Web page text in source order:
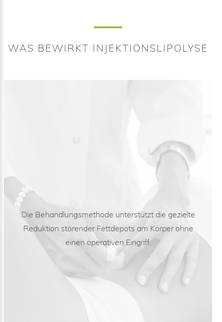
WAS BEWIRKT INJEKTIONSLIPOLYSE
Die Behandlungsmethode unterstützt die gezielte
Reduktion störender Fettdepots am Körper ohne
einen operativen Eingriff.